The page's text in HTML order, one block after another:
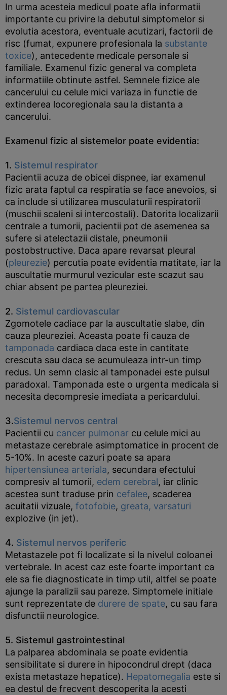
In urma acesteia medicul poate afla informatii
importante cu privire la debutul simptomelor si
evolutia acestora, eventuale acutizari, factorii de
risc (fumat, expunere profesionala la substante
toxice), antecedente medicale personale si
familiale. Examenul fizic general va completa
informatiile obtinute astfel. Semnele fizice ale
cancerului cu celule mici variaza in functie de
extinderea locoregionala sau la distanta a
cancerului.
Examenul fizic al sistemelor poate evidentia:
1. Sistemul respirator
Pacientii acuza de obicei dispnee, iar examenul
fizic arata faptul ca respiratia se face anevoios, si
ca include si utilizarea musculaturii respiratorii
(muschii scaleni si intercostali). Datorita localizarii
centrale a tumorii, pacientii pot de asemenea sa
sufere si atelectazii distale, pneumonii
postobstructive. Daca apare revarsat pleural
(pleurezie) percutia poate evidentia matitate, iar la
auscultatie murmurul vezicular este scazut sau
chiar absent pe partea pleureziei.
2. Sistemul cardiovascular
Zgomotele cadiace par la auscultatie slabe, din
cauza pleureziei. Aceasta poate fi cauza de
tamponada cardiaca daca este in cantitate
crescuta sau daca se acumuleaza intr-un timp
redus. Un semn clasic al tamponadei este pulsul
paradoxal. Tamponada este o urgenta medicala si
necesita decompresie imediata a pericardului.
3.Sistemul nervos central
Pacientii cu cancer pulmonar cu celule mici au
metastaze cerebrale asimptomatice in procent de
5-10%. In aceste cazuri poate sa apara
hipertensiunea arteriala, secundara efectului
compresiv al tumorii, edem cerebral, iar clinic
acestea sunt traduse prin cefalee, scaderea
acuitatii vizuale, fotofobie, greata, varsaturi
explozive (in jet).
4. Sistemul nervos periferic
Metastazele pot fi localizate si la nivelul coloanei
vertebrale. In acest caz este foarte important ca
ele sa fie diagnosticate in timp util, altfel se poate
ajunge la paralizii sau pareze. Simptomele initiale
sunt reprezentate de durere de spate, cu sau fara
disfunctii neurologice.
5. Sistemul gastrointestinal
La palparea abdominala se poate evidentia
sensibilitate si durere in hipocondrul drept (daca
exista metastaze hepatice). Hepatomegalia este si
ea destul de frecvent descoperita la acesti